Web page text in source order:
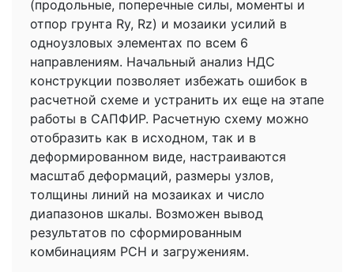
(продольные, поперечные силы, моменты и
отпор грунта Ry, Rz) и мозаики усилий в
одноузловых элементах по всем 6
направлениям. Начальный анализ НДС
конструкции позволяет избежать ошибок в
расчетной схеме и устранить их еще на этапе
работы в САПФИР. Расчетную схему можно
отобразить как в исходном, так и в
деформированном виде, настраиваются
масштаб деформаций, размеры узлов,
толщины линий на мозаиках и число
диапазонов шкалы. Возможен вывод
результатов по сформированным
комбинациям РСН и загружениям.